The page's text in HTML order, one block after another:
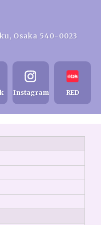
Osaka 540-0023
Instagram RED